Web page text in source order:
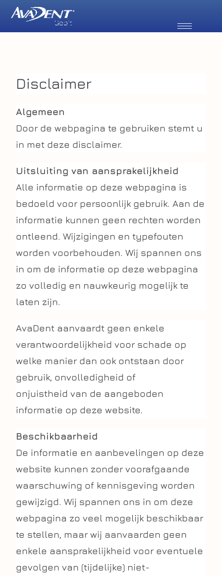
Disclaimer
Algemeen
Door de webpagina te gebruiken stemt u
in met deze disclaimer.
Uitsluiting van aansprakelijkheid
Alle informatie op deze webpagina is
bedoeld voor persoonlijk gebruik. Aan de
informatie kunnen geen rechten worden
ontleend. Wijzigingen en typefouten
worden voorbehouden. Wij spannen ons
in om de informatie op deze webpagina
zo volledig en nauwkeurig mogelijk te
laten zijn.
AvaDent aanvaardt geen enkele
verantwoordelijkheid voor schade op
welke manier dan ook ontstaan door
gebruik, onvolledigheid of
onjuistheid van de aangeboden
informatie op deze website.
Beschikbaarheid
De informatie en aanbevelingen op deze
website kunnen zonder voorafgaande
waarschuwing of kennisgeving worden
gewijzigd. Wij spannen ons in om deze
webpagina zo veel mogelijk beschikbaar
te stellen, maar wij aanvaarden geen
enkele aansprakelijkheid voor eventuele
gevolgen van (tijdelijke) niet-